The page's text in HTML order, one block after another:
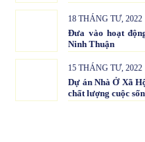
18 THÁNG TƯ, 2022
Đưa vào hoạt
Ninh Thuận
15 THÁNG TƯ, 2022
Dự án Nhà Ở Xã
chất lượng cuộc